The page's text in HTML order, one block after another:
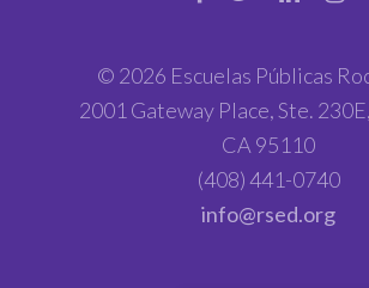
© 2026 Escuelas Públicas
2001 Gateway Place, Ste.
CA 95110
(408) 441-0740
info@rsed.org